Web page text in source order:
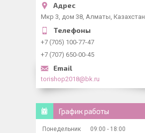
Мкр 3, дом 38, Алматы, Казахстан
+7 (705) 100-77-47
+7 (707) 650-00-45
torishop2018@bk.ru
График работы
Понедельник 09:00
18:00